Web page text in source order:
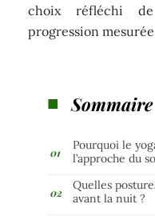
choix réfléchi
progression
Sommaire
Pourquoi le
l’approche du
Quelles
avant la nuit ?